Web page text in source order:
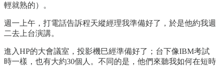
輕就熟的）。
週一上午，打電話告訴程天縱經理我準備好了，於是他約我週
二去上台演講。
進入HP的大會議室，投影機巳經準備好了；台下像IBM考試
時一樣，也有大約30個人。不同的是，他們來聽我如何在短時